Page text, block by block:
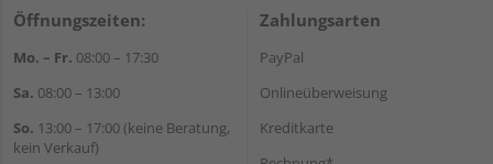
Öffnungszeiten:
Mo. – Fr. 08:00 – 17:30
Sa. 08:00 – 13:00
So. 13:00 – 17:00 (keine Beratung,
kein Verkauf)
Zahlungsarten
PayPal
Onlineüberweisung
Kreditkarte